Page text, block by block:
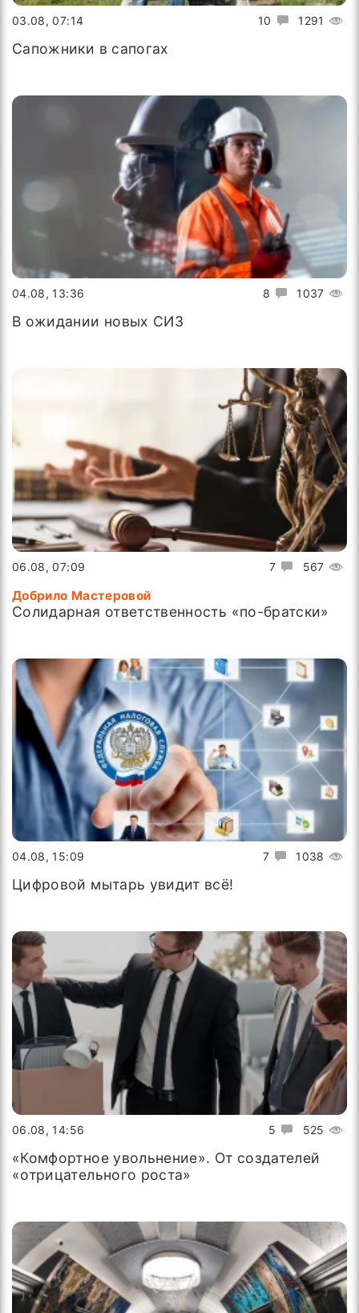
10 1291
03.08, 07:14
Сапожники в сапогах
8 1037
04.08, 13:36
В ожидании новых СИЗ
7 567
06.08, 07:09
Добрило Мастеровой
Солидарная ответственность «по-братски»
7 1038
04.08, 15:09
Цифровой мытарь увидит всё!
5 525
06.08, 14:56
«Комфортное увольнение». От создателей
«отрицательного роста»